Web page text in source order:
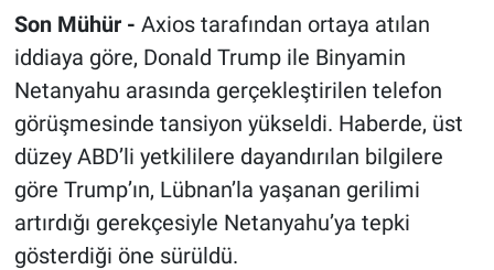
Son Mühür - Axios tarafından ortaya atılan
iddiaya göre, Donald Trump ile Binyamin
Netanyahu arasında gerçekleştirilen telefon
görüşmesinde tansiyon yükseldi. Haberde, üst
düzey ABD’li yetkililere dayandırılan bilgilere
göre Trump’ın, Lübnan’la yaşanan gerilimi
artırdığı gerekçesiyle Netanyahu’ya tepki
gösterdiği öne sürüldü.